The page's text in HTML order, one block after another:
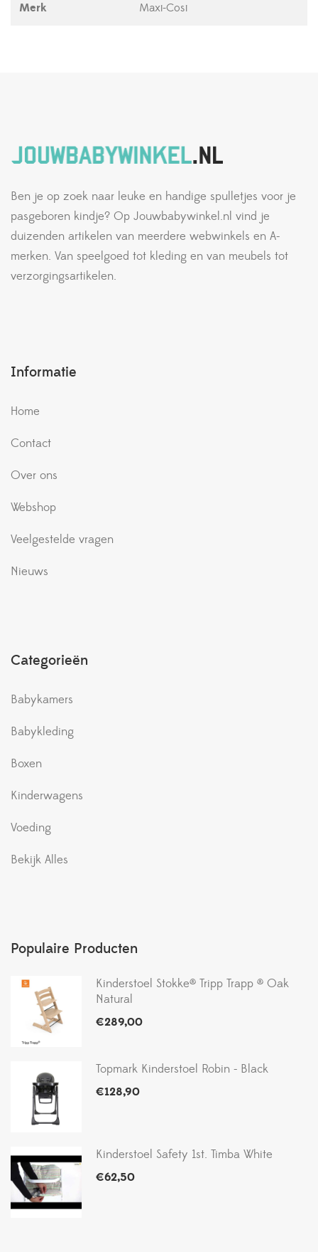
Merk Maxi-Cosi
Ben je op zoek naar leuke en handige spulletjes voor je
pasgeboren kindje? Op Jouwbabywinkel.nl vind je
duizenden artikelen van meerdere webwinkels en A-
merken. Van speelgoed tot kleding en van meubels tot
verzorgingsartikelen.
Informatie
Home
Contact
Over ons
Webshop
Veelgestelde vragen
Nieuws
Categorieën
Babykamers
Babykleding
Boxen
Kinderwagens
Voeding
Bekijk Alles
Populaire Producten
Kinderstoel Stokke® Tripp Trapp ® Oak
Natural
€289,00
Topmark Kinderstoel Robin - Black
€128,90
Kinderstoel Safety 1st. Timba White
€62,50